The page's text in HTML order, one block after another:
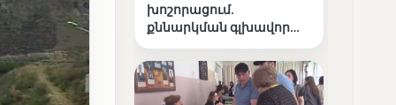
խոշորացում.
քննարկման գլխավոր
կառավարո՞ւմ, թե՞
քաղաքական նպատակ